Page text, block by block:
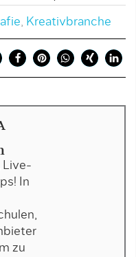
, Kreativbranche
Live-
In
zu